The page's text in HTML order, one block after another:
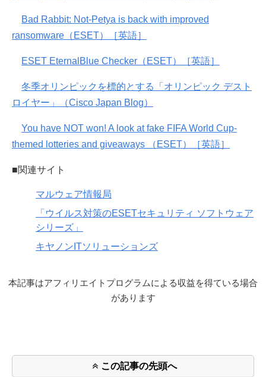
Bad Rabbit: Not-Petya is back with improved
ransomware（ESET）［英語］
ESET EternalBlue Checker（ESET）［英語］
冬季オリンピックを標的とする「オリンピック デスト
ロイヤー」（Cisco Japan Blog）
You have NOT won! A look at fake FIFA World Cup-
themed lotteries and giveaways （ESET）［英語］
■関連サイト
マルウェア情報局
「ウイルス対策のESETセキュリティ ソフトウェア
シリーズ」
キヤノンITソリューションズ
本記事はアフィリエイトプログラムによる収益を得ている場合
があります
この記事の先頭へ